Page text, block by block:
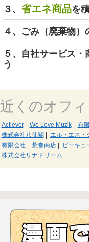
３、 省エネ商品を
４、ごみ（廃棄物）
５、自社サービス
う
近くのオフ
Actlever| We Love Muzik| 有
株式会社八仙閣
エル・エス・
有限会社 荒巻商店| ピーキュ
株式会社リナドリーム